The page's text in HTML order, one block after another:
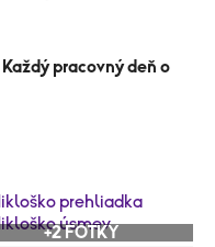
Každý pracovný deň o
+2 FOTKY